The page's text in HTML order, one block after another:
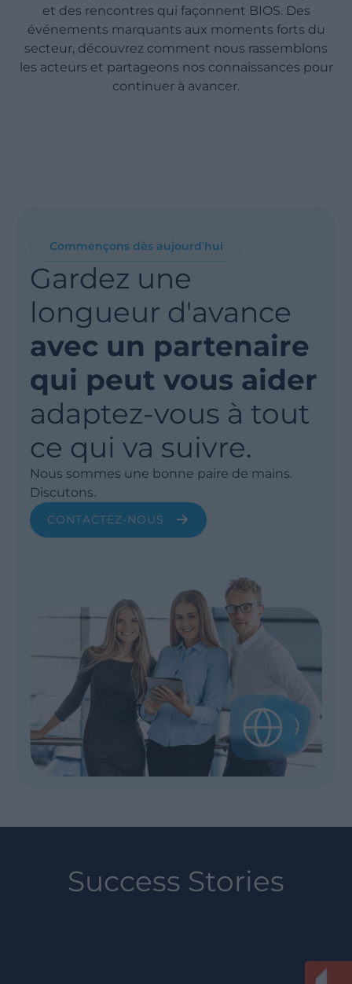
et des rencontres qui façonnent BIOS. Des
événements marquants aux moments forts du
secteur, découvrez comment nous rassemblons
les acteurs et partageons nos connaissances pour
continuer à avancer.
Commençons dès aujourd'hui
Gardez une
longueur d'avance
avec un partenaire
qui peut vous aider
adaptez-vous à tout
ce qui va suivre.
Nous sommes une bonne paire de mains.
Discutons.
CONTACTEZ-NOUS
Success Stories